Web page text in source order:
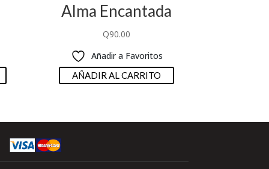
Alma Encantada
Q90.00
Añadir a Favoritos
AÑADIR AL CARRITO